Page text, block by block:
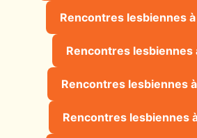
Rencontres lesbiennes
Rencontres lesbiennes
Rencontres lesbiennes
Rencontres lesbiennes